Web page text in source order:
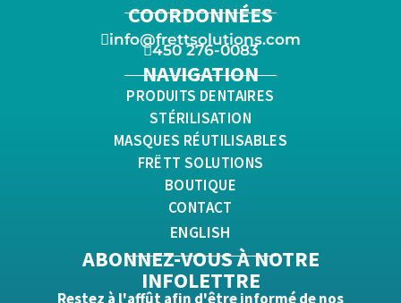
COORDONNÉES
info@frettsolutions.com
450 276-0083
NAVIGATION
PRODUITS DENTAIRES
STÉRILISATION
MASQUES RÉUTILISABLES
FRËTT SOLUTIONS
BOUTIQUE
CONTACT
ENGLISH
ABONNEZ-VOUS À NOTRE
INFOLETTRE
Restez à l'affût afin d'être informé de nos